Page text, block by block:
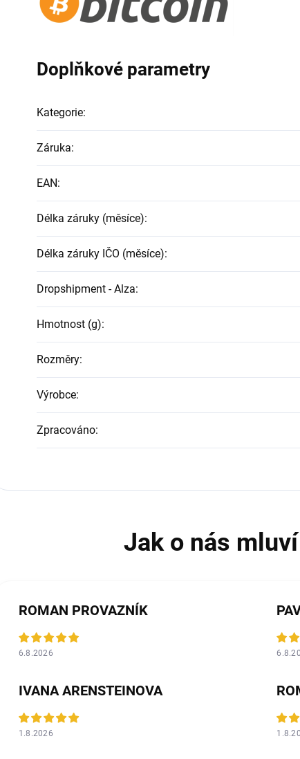
Doplňkové parametry
Kategorie:
Záruka:
EAN:
Délka záruky (měsíce):
Délka záruky IČO (měsíce):
Dropshipment - Alza:
Hmotnost (g):
Rozměry:
Výrobce:
Zpracováno:
ROMAN PROVAZNÍK
6.8.2026
IVANA ARENSTEINOVA
1.8.2026